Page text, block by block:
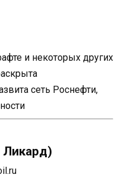
и некоторых других
сеть Роснефти,
Ликард)